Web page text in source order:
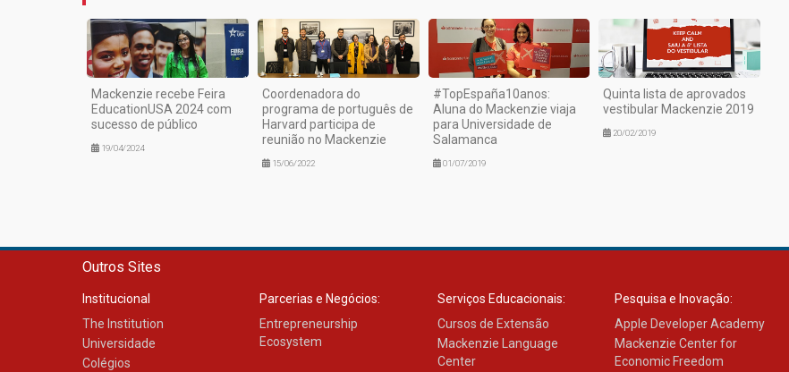
Mackenzie recebe Feira
EducationUSA 2024 com
sucesso de público
19/04/2024
Coordenadora do
programa de português de
Harvard participa de
reunião no Mackenzie
15/06/2022
#TopEspaña10anos:
Aluna do Mackenzie viaja
para Universidade de
Salamanca
01/07/2019
Quinta lista de aprovados
vestibular Mackenzie 2019
20/02/2019
Outros Sites
Institucional
The Institution
Universidade
Colégios
Parcerias e Negócios:
Entrepreneurship
Ecosystem
Serviços Educacionais:
Cursos de Extensão
Mackenzie Language
Center
Pesquisa e Inovação:
Apple Developer Academy
Mackenzie Center for
Economic Freedom